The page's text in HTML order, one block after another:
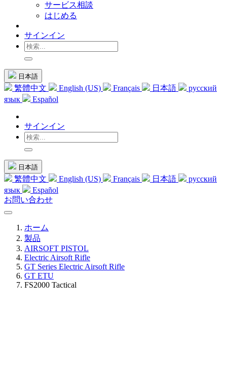
サービス相談
はじめる
サインイン
日本語
繁體中文 English (US) Français 日本語
русский
язык
Español
サインイン
日本語
繁體中文 English (US) Français 日本語
русский
язык
Español
お問い合わせ
ホーム
製品
AIRSOFT PISTOL
Electric Airsoft Rifle
GT Series Electric Airsoft Rifle
GT ETU
FS2000 Tactical